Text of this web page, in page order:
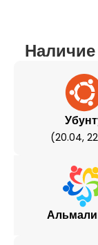
(20.04,